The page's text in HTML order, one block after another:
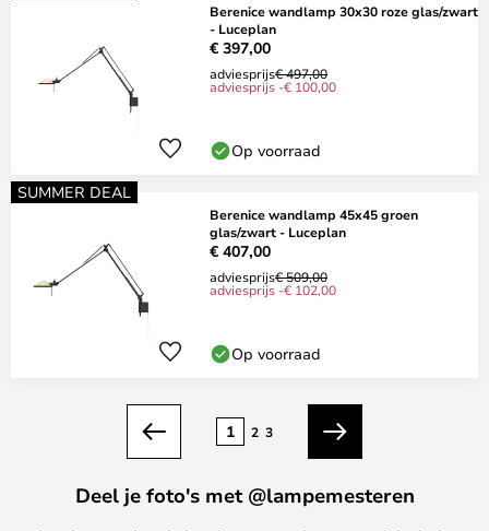
Berenice wandlamp 30x30 roze glas/zwart
- Luceplan
€ 397,00
adviesprijs€ 497,00
adviesprijs -€ 100,00
Op voorraad
SUMMER DEAL
Berenice wandlamp 45x45 groen
glas/zwart - Luceplan
€ 407,00
adviesprijs€ 509,00
adviesprijs -€ 102,00
Op voorraad
Vorige
1 2 3
Volgende
Deel je foto's met @lampemesteren